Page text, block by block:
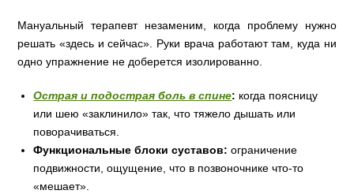
Мануальный терапевт незаменим, когда проблему нужно
решать «здесь и сейчас». Руки врача работают там, куда ни
одно упражнение не доберется изолированно.
Острая и подострая боль в спине: когда поясницу
или шею «заклинило» так, что тяжело дышать или
поворачиваться.
Функциональные блоки суставов: ограничение
подвижности, ощущение, что в позвоночнике что-то
«мешает».